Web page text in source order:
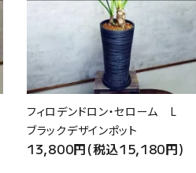
フィロデンドロン・セローム L
ブラックデザインポット
13,800円(税込15,180円)